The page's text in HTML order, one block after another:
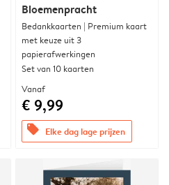
Bloemenpracht
Bedankkaarten | Premium kaart
met keuze uit 3
papierafwerkingen
Set van 10 kaarten
Vanaf
€ 9,99
offers Elke dag lage prijzen